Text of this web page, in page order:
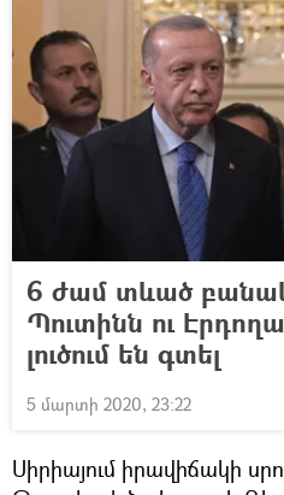
6 ժամ տևած
Պուտինն ու
լուծում են գտել
5 մարտի 2020, 23:22
Սիրիայում իրավիճակի